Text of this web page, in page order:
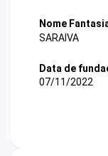
Nome
SARAIVA
Data de
07/11/2022